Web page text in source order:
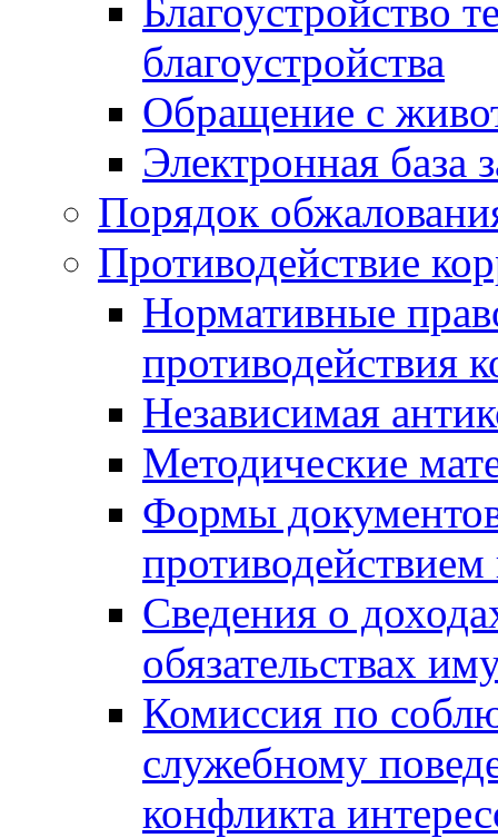
Благоустройство
благоустройства
Обращение с
Электронная база
Порядок
Противодействие
Нормативные
противодействия
Независимая
Методические
Формы
Сведения о
обязательствах
Комиссия по
служебному
конфликта